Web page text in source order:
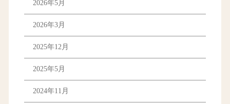
2026年5月
2026年3月
2025年12月
2025年5月
2024年11月